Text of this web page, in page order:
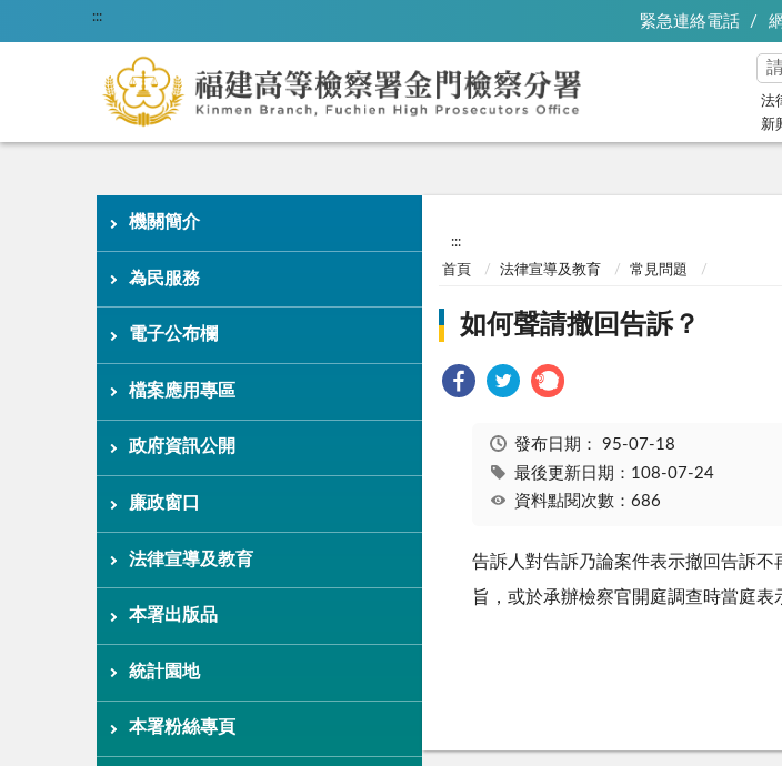
::: 緊急連絡電話
法
新
機關簡介
為民服務
電子公布欄
檔案應用專區
政府資訊公開
廉政窗口
法律宣導及教育
本署出版品
統計園地
本署粉絲專頁
:::
首頁 法律宣導及教育 常見問題
如何聲請撤回告訴？
發布日期： 95-07-18
最後更新日期：108-07-24
資料點閱次數：686
告訴人對告訴乃論案件表示撤回告訴
旨，或於承辦檢察官開庭調查時當庭表